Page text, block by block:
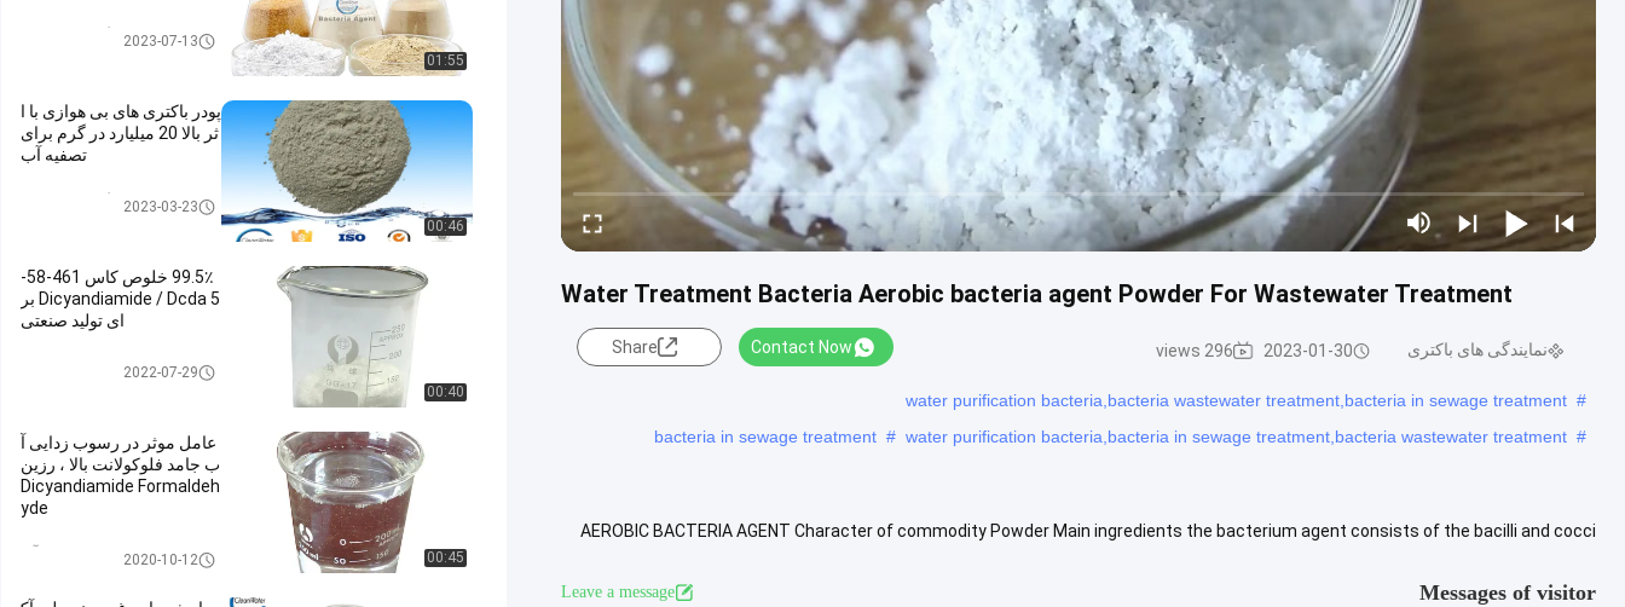
Water Treatment Bacteria Aerobic bacteria agent Powder For Wastewater Treatment
نمایندگی های باکتری 2023-01-30
296 views
Contact Now
Share
#
water purification bacteria,bacteria wastewater treatment,bacteria in sewage treatment
#
water purification bacteria,bacteria in sewage treatment,bacteria wastewater treatment
#
bacteria in sewage treatment
AEROBIC BACTERIA AGENT Character of commodity Powder Main ingredients the bacterium agent consists of the bacilli and cocci
Messages of visitor
Leave a message
01:55
نمایندگی های باکتری2023-07-13
00:46
پودر باکتری های بی هوازی با ا
ثر بالا 20 میلیارد در گرم برای
تصفیه آب
نمایندگی های باکتری2023-03-23
00:40
99.5٪ خلوص کاس 461-58-
5 Dicyandiamide / Dcda بر
ای تولید صنعتی
Dicyandiamide DCDA2022-07-29
00:45
عامل موثر در رسوب زدایی آ
ب جامد فلوکولانت بالا ، رزین
Dicyandiamide Formaldeh
yde
Decoloring Agent آب2020-10-12